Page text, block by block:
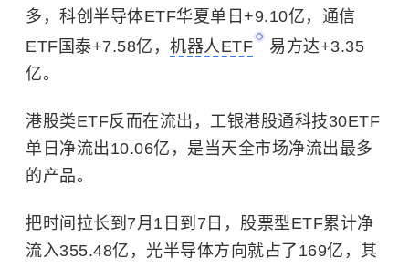
多，科创半导体ETF华夏单日+9.10亿，通信
ETF国泰+7.58亿， 机器人ETF
易方达+3.35
亿。
港股类ETF反而在流出，工银港股通科技30ETF
单日净流出10.06亿，是当天全市场净流出最多
的产品。
把时间拉长到7月1日到7日，股票型ETF累计净
流入355.48亿，光半导体方向就占了169亿，其